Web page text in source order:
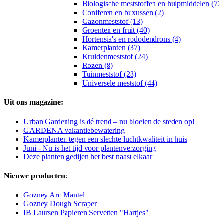
Biologische meststoffen en hulpmiddelen
Coniferen en buxussen (2)
Gazonmeststof (13)
Groenten en fruit (40)
Hortensia's en rododendrons (4)
Kamerplanten (37)
Kruidenmeststof (24)
Rozen (8)
Tuinmeststof (28)
Universele meststof (44)
Uit ons magazine:
Urban Gardening is dé trend – nu bloeien de steden op!
GARDENA vakantiebewatering
Kamerplanten tegen een slechte luchtkwaliteit in huis
Juni - Nu is het tijd voor plantenverzorging
Deze planten gedijen het best naast elkaar
Nieuwe producten:
Gozney Arc Mantel
Gozney Dough Scraper
IB Laursen Papieren Servetten "Hartjes"